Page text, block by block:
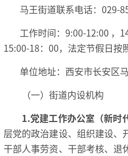
马王街道联系电话：029-
工作时间：9:00-12:00 ，
15:00-18：00，法定节假日按
单位地址：西安市长安区
（一）街道内设机构
1.党建工作办公室（新时
层党的政治建设、组织建设、
干部人事劳资、干部考核、退